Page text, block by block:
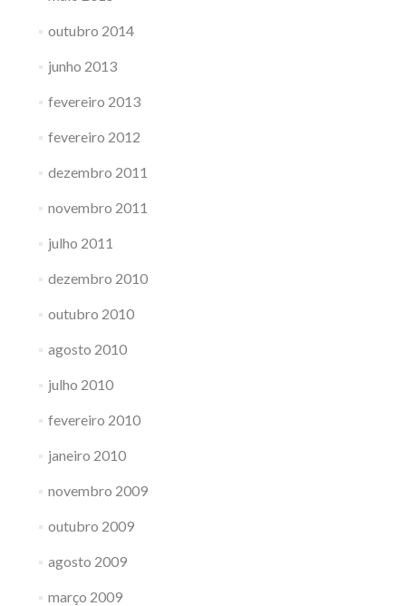
outubro 2014
junho 2013
fevereiro 2013
fevereiro 2012
dezembro 2011
novembro 2011
julho 2011
dezembro 2010
outubro 2010
agosto 2010
julho 2010
fevereiro 2010
janeiro 2010
novembro 2009
outubro 2009
agosto 2009
março 2009